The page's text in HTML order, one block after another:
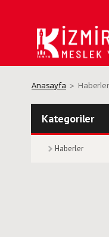
Anasayfa Haberler
Kategoriler
Haberler